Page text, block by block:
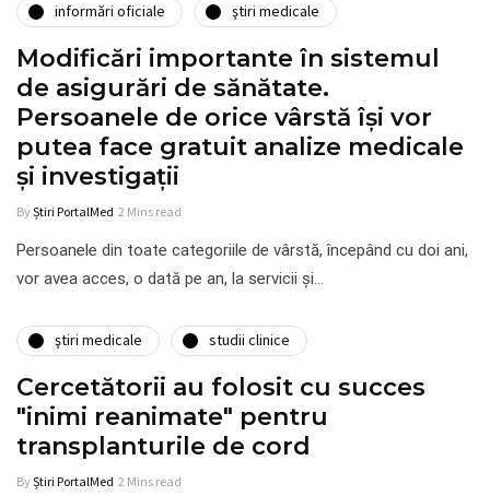
informări oficiale ştiri medicale
Modificări importante în sistemul
de asigurări de sănătate.
Persoanele de orice vârstă își vor
putea face gratuit analize medicale
şi investigaţii
ByȘtiri PortalMed 2 Mins read
Persoanele din toate categoriile de vârstă, începând cu doi ani,
vor avea acces, o dată pe an, la servicii şi…
ştiri medicale studii clinice
Cercetătorii au folosit cu succes
"inimi reanimate" pentru
transplanturile de cord
ByȘtiri PortalMed 2 Mins read